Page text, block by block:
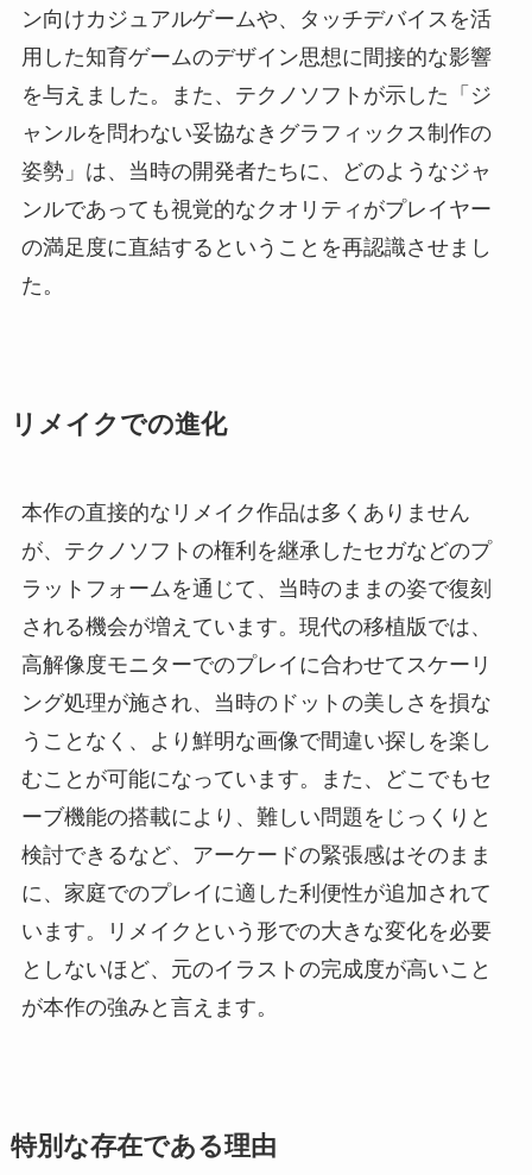
ン向けカジュアルゲームや、タッチデバイスを活
用した知育ゲームのデザイン思想に間接的な影響
を与えました。また、テクノソフトが示した「ジ
ャンルを問わない妥協なきグラフィックス制作の
姿勢」は、当時の開発者たちに、どのようなジャ
ンルであっても視覚的なクオリティがプレイヤー
の満足度に直結するということを再認識させまし
た。
リメイクでの進化
本作の直接的なリメイク作品は多くありません
が、テクノソフトの権利を継承したセガなどのプ
ラットフォームを通じて、当時のままの姿で復刻
される機会が増えています。現代の移植版では、
高解像度モニターでのプレイに合わせてスケーリ
ング処理が施され、当時のドットの美しさを損な
うことなく、より鮮明な画像で間違い探しを楽し
むことが可能になっています。また、どこでもセ
ーブ機能の搭載により、難しい問題をじっくりと
検討できるなど、アーケードの緊張感はそのまま
に、家庭でのプレイに適した利便性が追加されて
います。リメイクという形での大きな変化を必要
としないほど、元のイラストの完成度が高いこと
が本作の強みと言えます。
特別な存在である理由